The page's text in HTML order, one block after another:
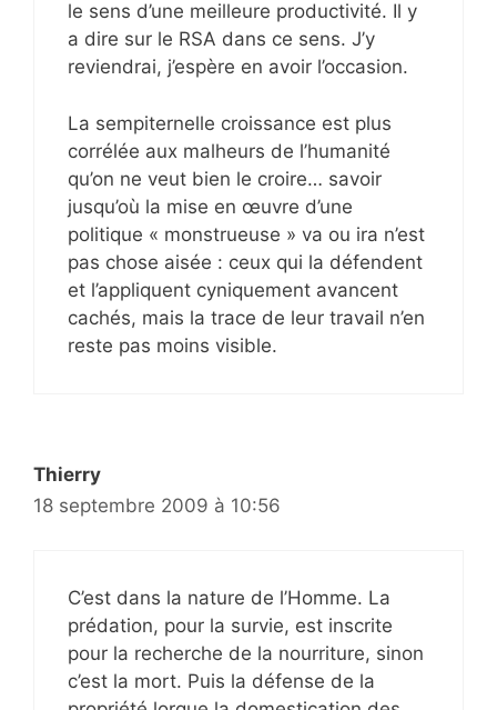
le sens d’une meilleure productivité. Il y
a dire sur le RSA dans ce sens. J’y
reviendrai, j’espère en avoir l’occasion.
La sempiternelle croissance est plus
corrélée aux malheurs de l’humanité
qu’on ne veut bien le croire… savoir
jusqu’où la mise en œuvre d’une
politique « monstrueuse » va ou ira n’est
pas chose aisée : ceux qui la défendent
et l’appliquent cyniquement avancent
cachés, mais la trace de leur travail n’en
reste pas moins visible.
Thierry
18 septembre 2009 à 10:56
C’est dans la nature de l’Homme. La
prédation, pour la survie, est inscrite
pour la recherche de la nourriture, sinon
c’est la mort. Puis la défense de la